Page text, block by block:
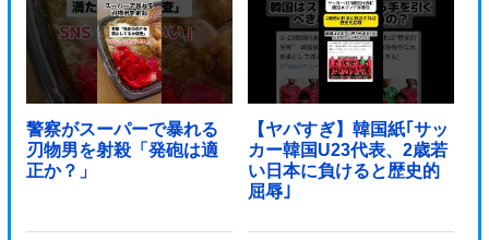
警察がスーパーで暴れる
刃物男を射殺「発砲は適
正か？」
【ヤバすぎ】韓国紙｢サッ
カー韓国U23代表、2歳若
い日本に負けると歴史的
屈辱｣